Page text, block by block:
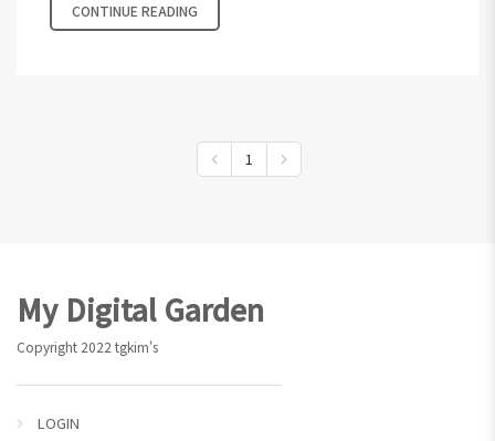
CONTINUE READING
1
Footer
My Digital Garden
Copyright 2022 tgkim's
LOGIN